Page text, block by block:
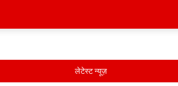
लेटेस्ट न्यूज़